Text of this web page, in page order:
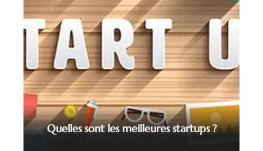
Quelles sont les meilleures startups ?